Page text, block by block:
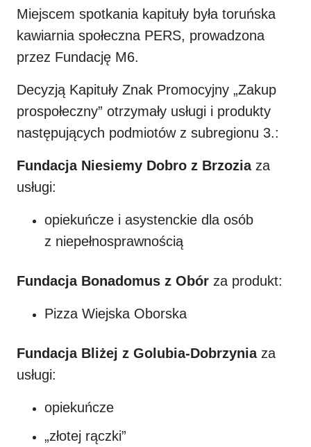
Miejscem spotkania kapituły była toruńska
kawiarnia społeczna PERS, prowadzona
przez Fundację M6.
Decyzją Kapituły Znak Promocyjny „Zakup
prospołeczny” otrzymały usługi i produkty
następujących podmiotów z subregionu 3.:
Fundacja Niesiemy Dobro z Brzozia za
usługi:
opiekuńcze i asystenckie dla osób
z niepełnosprawnością
Fundacja Bonadomus z Obór za produkt:
Pizza Wiejska Oborska
Fundacja Bliżej z Golubia-Dobrzynia za
usługi:
opiekuńcze
„złotej rączki”